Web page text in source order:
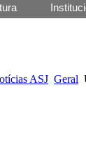
ASJ Geral